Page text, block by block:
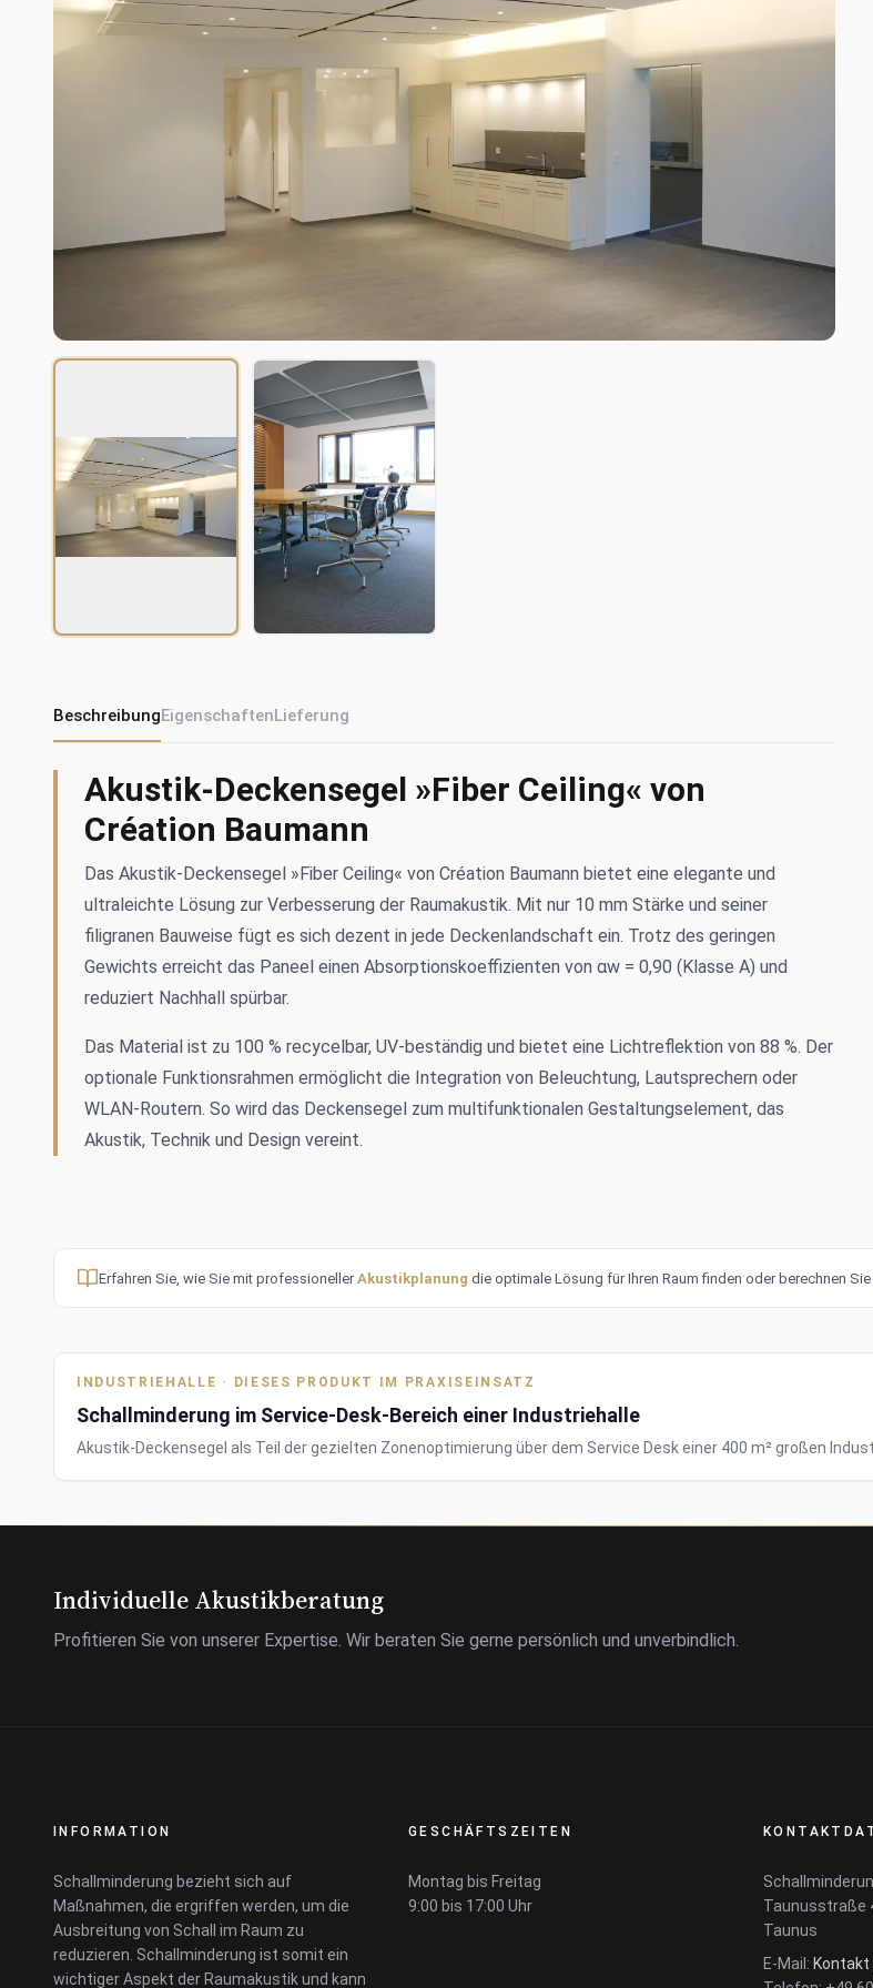
BeschreibungEigenschaftenLieferung
Akustik-Deckensegel »Fiber Ceiling« von
Création Baumann
Das Akustik-Deckensegel »Fiber Ceiling« von Création Baumann bietet eine elegante und
ultraleichte Lösung zur Verbesserung der Raumakustik. Mit nur 10 mm Stärke und seiner
filigranen Bauweise fügt es sich dezent in jede Deckenlandschaft ein. Trotz des geringen
Gewichts erreicht das Paneel einen Absorptionskoeffizienten von αw = 0,90 (Klasse A) und
reduziert Nachhall spürbar.
Das Material ist zu 100 % recycelbar, UV-beständig und bietet eine Lichtreflektion von 88 %. Der
optionale Funktionsrahmen ermöglicht die Integration von Beleuchtung, Lautsprechern oder
WLAN-Routern. So wird das Deckensegel zum multifunktionalen Gestaltungselement, das
Akustik, Technik und Design vereint.
Erfahren Sie, wie Sie mit professionellerAkustikplanung die optimale Lösung für Ihren Raum finden oder berechnen
INDUSTRIEHALLE · DIESES PRODUKT IM PRAXISEINSATZ
Schallminderung im Service-Desk-Bereich einer Industriehalle
Akustik-Deckensegel als Teil der gezielten Zonenoptimierung über dem Service Desk einer 400 m² großen
Individuelle Akustikberatung
Profitieren Sie von unserer Expertise. Wir beraten Sie gerne persönlich und unverbindlich.
INFORMATION
Schallminderung bezieht sich auf
Maßnahmen, die ergriffen werden, um die
Ausbreitung von Schall im Raum zu
reduzieren. Schallminderung ist somit ein
wichtiger Aspekt der Raumakustik und kann
GESCHÄFTSZEITEN
Montag bis Freitag
9:00 bis 17:00 Uhr
Taunusstraße
Taunus
E-Mail: Kontakt